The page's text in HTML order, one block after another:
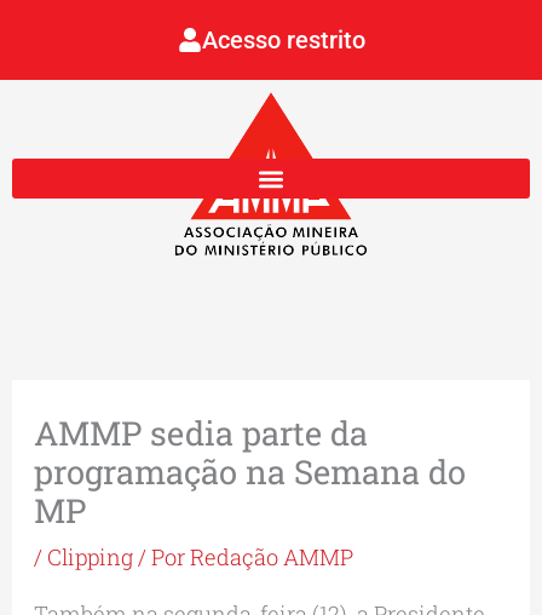
Acesso restrito
AMMP sedia parte da
programação na Semana do
MP
/ Clipping/ PorRedação AMMP